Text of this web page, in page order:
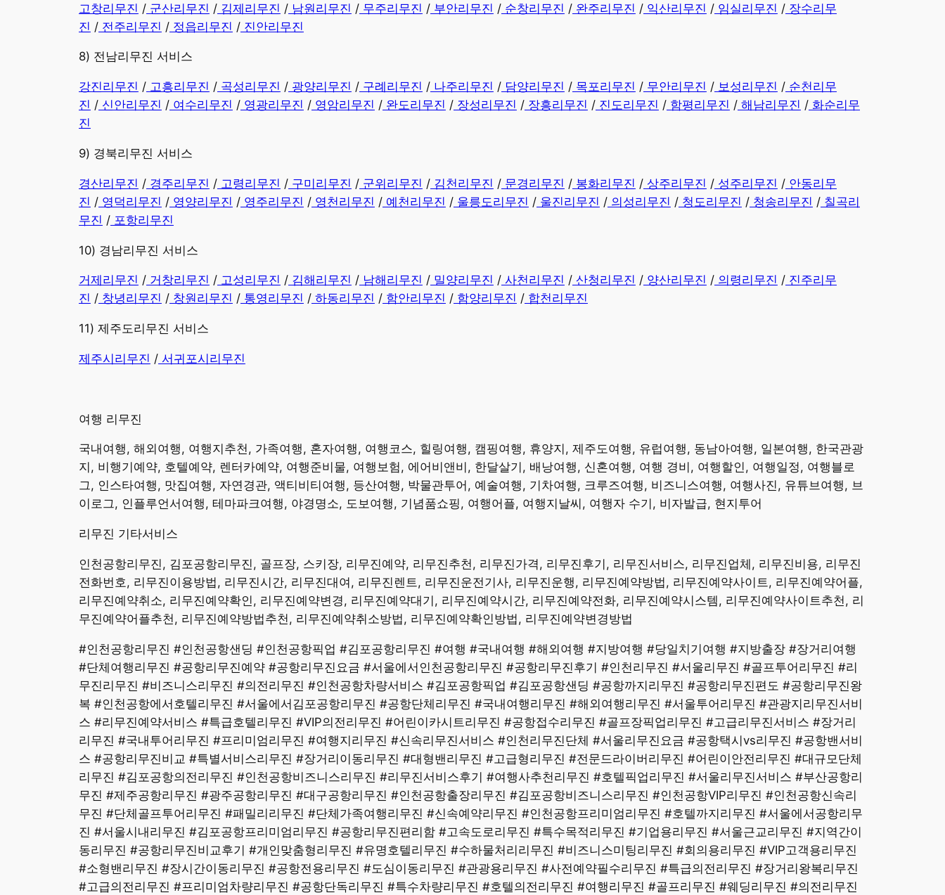
고창리무진 / 군산리무진 / 김제리무진 / 남원리무진 / 무주리무진 / 부안리무진 / 순창리무진 / 완주리무진 / 익산리무진 / 임실리무진 / 장수리무
진 / 전주리무진 / 정읍리무진 / 진안리무진
8) 전남리무진 서비스
강진리무진 / 고흥리무진 / 곡성리무진 / 광양리무진 / 구례리무진 / 나주리무진 / 담양리무진 / 목포리무진 / 무안리무진 / 보성리무진 / 순천리무
진 / 신안리무진 / 여수리무진 / 영광리무진 / 영암리무진 / 완도리무진 / 장성리무진 / 장흥리무진 / 진도리무진 / 함평리무진 / 해남리무진 / 화순리무
진
9) 경북리무진 서비스
경산리무진 / 경주리무진 / 고령리무진 / 구미리무진 / 군위리무진 / 김천리무진 / 문경리무진 / 봉화리무진 / 상주리무진 / 성주리무진 / 안동리무
진 / 영덕리무진 / 영양리무진 / 영주리무진 / 영천리무진 / 예천리무진 / 울릉도리무진 / 울진리무진 / 의성리무진 / 청도리무진 / 청송리무진 / 칠곡리
무진 / 포항리무진
10) 경남리무진 서비스
​거제리무진 / 거창리무진 / 고성리무진 / 김해리무진 / 남해리무진 / 밀양리무진 / 사천리무진 / 산청리무진 / 양산리무진 / 의령리무진 / 진주리무
진 / 창녕리무진 / 창원리무진 / 통영리무진 / 하동리무진 / 함안리무진 / 함양리무진 / 합천리무진
11) 제주도리무진 서비스
제주시리무진 / 서귀포시리무진
여행 리무진
​국내여행, 해외여행, 여행지추천, 가족여행, 혼자여행, 여행코스, 힐링여행, 캠핑여행, 휴양지, 제주도여행, 유럽여행, 동남아여행, 일본여행, 한국관광
지, 비행기예약, 호텔예약, 렌터카예약, 여행준비물, 여행보험, 에어비앤비, 한달살기, 배낭여행, 신혼여행, 여행 경비, 여행할인, 여행일정, 여행블로
그, 인스타여행, 맛집여행, 자연경관, 액티비티여행, 등산여행, 박물관투어, 예술여행, 기차여행, 크루즈여행, 비즈니스여행, 여행사진, 유튜브여행, 브
이로그, 인플루언서여행, 테마파크여행, 야경명소, 도보여행, 기념품쇼핑, 여행어플, 여행지날씨, 여행자 수기, 비자발급, 현지투어 ​
리무진 기타서비스
​인천공항리무진, 김포공항리무진, 골프장, 스키장, 리무진예약, 리무진추천, 리무진가격, 리무진후기, 리무진서비스, 리무진업체, 리무진비용, 리무진
전화번호, 리무진이용방법, 리무진시간, 리무진대여, 리무진렌트, 리무진운전기사, 리무진운행, 리무진예약방법, 리무진예약사이트, 리무진예약어플,
리무진예약취소, 리무진예약확인, 리무진예약변경, 리무진예약대기, 리무진예약시간, 리무진예약전화, 리무진예약시스템, 리무진예약사이트추천, 리
무진예약어플추천, 리무진예약방법추천, 리무진예약취소방법, 리무진예약확인방법, 리무진예약변경방법
#인천공항리무진 #인천공항샌딩 #인천공항픽업 #김포공항리무진 #여행 #국내여행 #해외여행 #지방여행 #당일치기여행 #지방출장 #장거리여행
#단체여행리무진 #공항리무진예약 #공항리무진요금 #서울에서인천공항리무진 #공항리무진후기 #인천리무진 #서울리무진 #골프투어리무진 #리
무진리무진 #비즈니스리무진 #의전리무진 #인천공항차량서비스 #김포공항픽업 #김포공항샌딩 #공항까지리무진 #공항리무진편도 #공항리무진왕
복 #인천공항에서호텔리무진 #서울에서김포공항리무진 #공항단체리무진 #국내여행리무진 #해외여행리무진 #서울투어리무진 #관광지리무진서비
스 #리무진예약서비스 #특급호텔리무진 #VIP의전리무진 #어린이카시트리무진 #공항접수리무진 #골프장픽업리무진 #고급리무진서비스 #장거리
리무진 #국내투어리무진 #프리미엄리무진 #여행지리무진 #신속리무진서비스 #인천리무진단체 #서울리무진요금 #공항택시vs리무진 #공항밴서비
스 #공항리무진비교 #특별서비스리무진 #장거리이동리무진 #대형밴리무진 #고급형리무진 #전문드라이버리무진 #어린이안전리무진 #대규모단체
리무진 #김포공항의전리무진 #인천공항비즈니스리무진 #리무진서비스후기 #여행사추천리무진 #호텔픽업리무진 #서울리무진서비스 #부산공항리
무진 #제주공항리무진 #광주공항리무진 #대구공항리무진 #인천공항출장리무진 #김포공항비즈니스리무진 #인천공항VIP리무진 #인천공항신속리
무진 #단체골프투어리무진 #패밀리리무진 #단체가족여행리무진 #신속예약리무진 #인천공항프리미엄리무진 #호텔까지리무진 #서울에서공항리무
진 #서울시내리무진 #김포공항프리미엄리무진 #공항리무진편리함 #고속도로리무진 #특수목적리무진 #기업용리무진 #서울근교리무진 #지역간이
동리무진 #공항리무진비교후기 #개인맞춤형리무진 #유명호텔리무진 #수하물처리리무진 #비즈니스미팅리무진 #회의용리무진 #VIP고객용리무진
#소형밴리무진 #장시간이동리무진 #공항전용리무진 #도심이동리무진 #관광용리무진 #사전예약필수리무진 #특급의전리무진 #장거리왕복리무진
#고급의전리무진 #프리미엄차량리무진 #공항단독리무진 #특수차량리무진 #호텔의전리무진 #여행리무진 #골프리무진 #웨딩리무진 #의전리무진